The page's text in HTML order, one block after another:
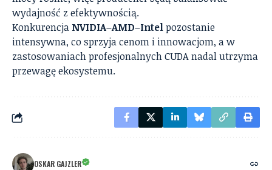
wydajność z efektywnością.
Konkurencja NVIDIA–AMD–Intelpozostanie
intensywna, co sprzyja cenom i innowacjom, a w
zastosowaniach profesjonalnych CUDA nadal utrzyma
przewagę ekosystemu.
OSKAR GAJZLER